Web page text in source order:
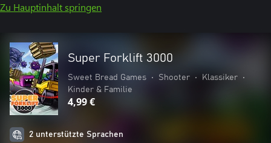
Zu Hauptinhalt springen
Super Forklift 3000
Sweet Bread Games • Shooter • Klassiker
•
Kinder & Familie
4,99 €
2 unterstützte Sprachen